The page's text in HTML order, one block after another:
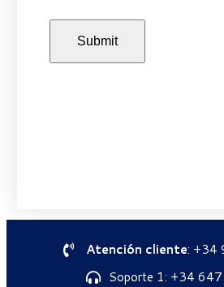
Atención cliente: +34
Soporte 1: +34